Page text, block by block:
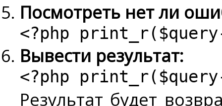
Посмотреть нет ли
<?php
Вывести результат:
<?php
Результат будет